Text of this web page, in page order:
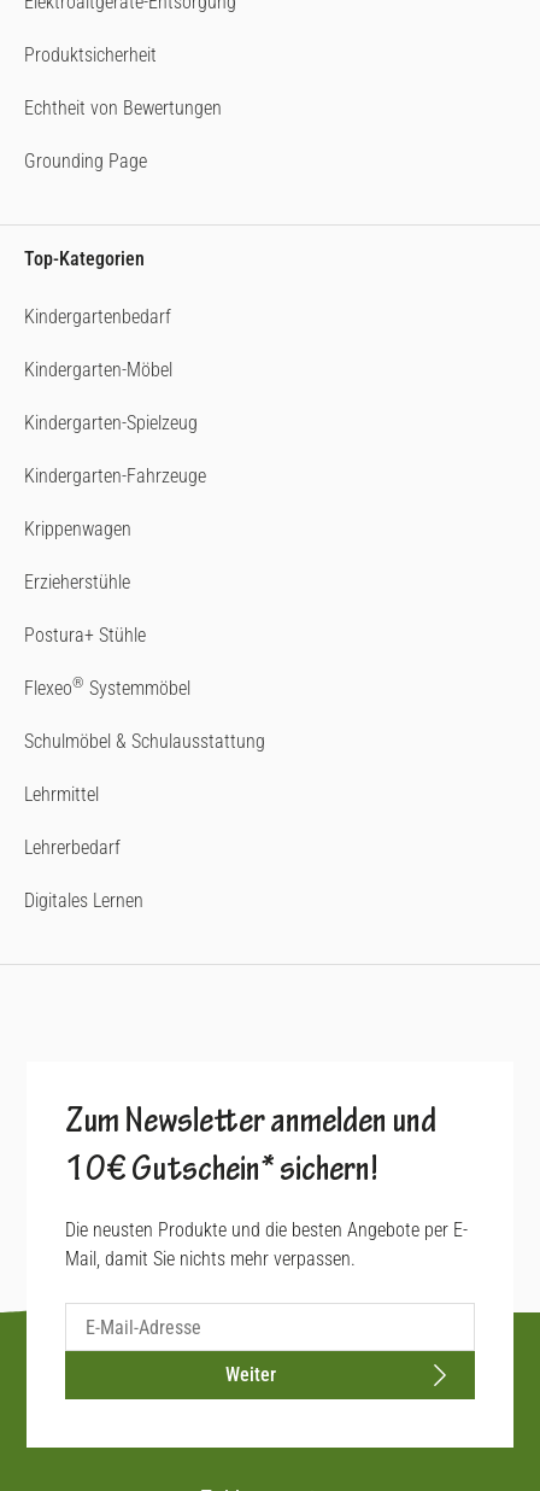
Produktsicherheit
Echtheit von Bewertungen
Grounding Page
Top-Kategorien
Kindergartenbedarf
Kindergarten-Möbel
Kindergarten-Spielzeug
Kindergarten-Fahrzeuge
Krippenwagen
Erzieherstühle
Postura+ Stühle
Flexeo® Systemmöbel
Schulmöbel & Schulausstattung
Lehrmittel
Lehrerbedarf
Digitales Lernen
Zum Newsletter anmelden und
10€ Gutschein* sichern!
Die neusten Produkte und die besten Angebote per E-
Mail, damit Sie nichts mehr verpassen.
Weiter